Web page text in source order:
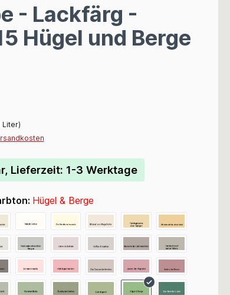
- Lackfärg -
Hügel und Berge
Liter)
Lieferzeit: 1-3 Werktage
Hügel & Berge